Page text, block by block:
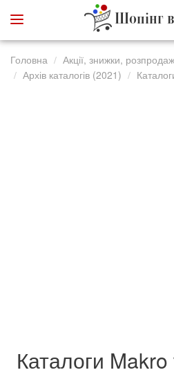
Шопінг
Головна
Акції, знижки,
Архів каталогів (2021)
Каталоги Makro